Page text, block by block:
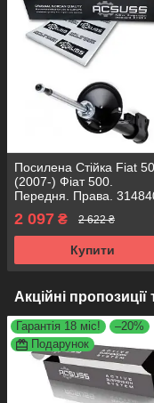
Посилена Стійка Fiat
(2007-) Фіат 500.
Передня. Права.
333766 KOREA Аксусс!
2 097 ₴ 2 622 ₴
Купити
Акційні
Гарантія 18 міс!
–20%
Подарунок